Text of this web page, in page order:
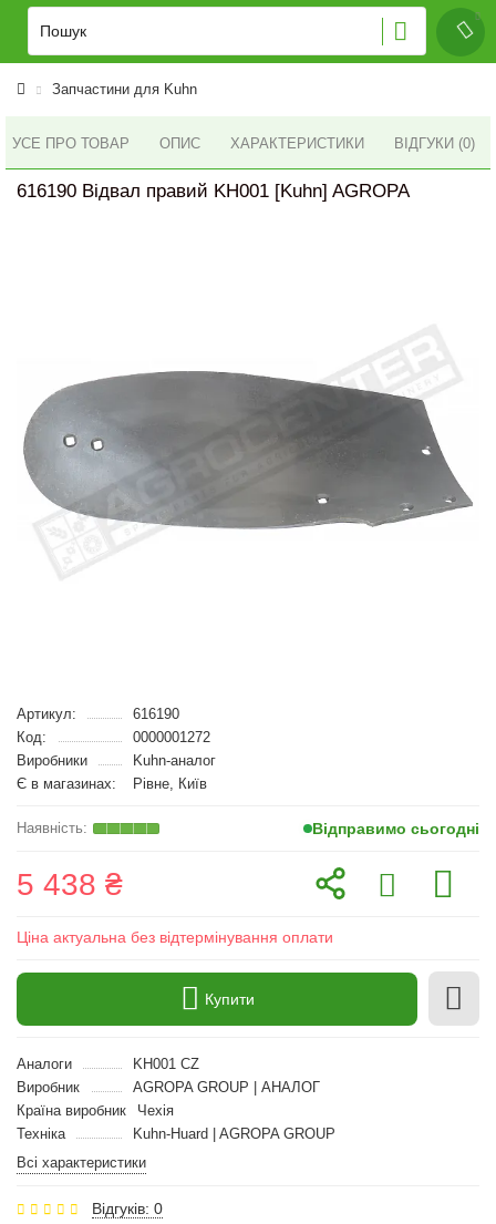
Запчастини для Kuhn
УСЕ ПРО ТОВАР ОПИС ХАРАКТЕРИСТИКИ ВІДГУКИ (0)
616190 Відвал правий KH001 [Kuhn] AGROPA
Артикул:
616190
Код:
0000001272
Виробники
Kuhn-аналог
Є в магазинах:
Рівне, Київ
Відправимо сьогодні
5 438 ₴
Ціна актуальна без відтермінування оплати
Купити
Аналоги
KH001 CZ
Виробник
AGROPA GROUP | АНАЛОГ
Країна виробник
Чехія
Техніка
Kuhn-Huard | AGROPA GROUP
Всі характеристики
Відгуків: 0